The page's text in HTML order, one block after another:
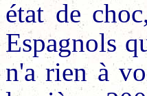
état de
Espagnols
n'a rien à